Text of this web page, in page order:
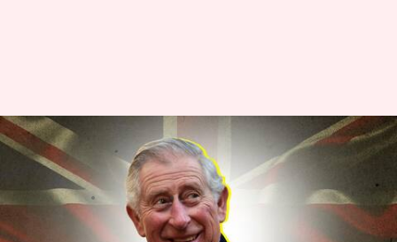
ब्रिटेन के किंग चार्ल्स तृतीय के पास
क्या-क्या जिम्मेदारियां होंगी?
प्रमोद कुमार Sep 12, 2022 05:45 pm